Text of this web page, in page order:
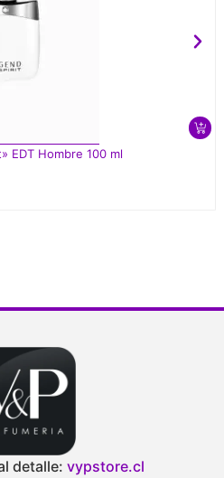
EDT Hombre 100 ml
detalle: vypstore.cl